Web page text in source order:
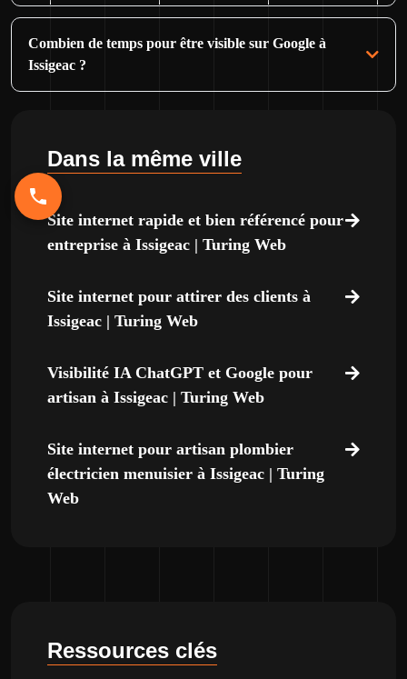
Combien de temps pour être visible sur Google à
Issigeac ?
Dans la même ville
Site internet rapide et bien référencé pour
entreprise à Issigeac | Turing Web
Site internet pour attirer des clients à
Issigeac | Turing Web
Visibilité IA ChatGPT et Google pour
artisan à Issigeac | Turing Web
Site internet pour artisan plombier
électricien menuisier à Issigeac | Turing
Web
Ressources clés